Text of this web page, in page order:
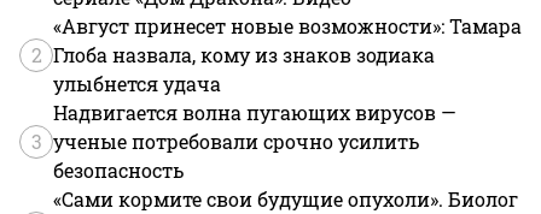
2
«Август принесет новые возможности»: Тамара
Глоба назвала, кому из знаков зодиака
улыбнется удача
3
Надвигается волна пугающих вирусов —
ученые потребовали срочно усилить
безопасность
«Сами кормите свои будущие опухоли». Биолог